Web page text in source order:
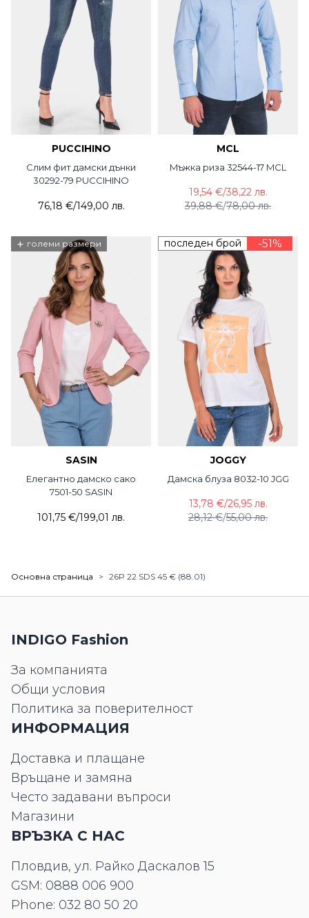
PUCCIHINO
Слим фит дамски дънки
30292-79 PUCCIHINO
76,18 €/149,00 лв.
MCL
Mъжка риза 32544-17 MCL
39,88 €/78,00 лв.
19,54 €/38,22 лв.
+ големи размери
SASIN
Елегантно дамско сако
7501-50 SASIN
101,75 €/199,01 лв.
последен брой -51%
JOGGY
Дамска блуза 8032-10 JGG
28,12 €/55,00 лв.
13,78 €/26,95 лв.
Основна страница > 26P 22 SDS 45 € (88.01)
INDIGO Fashion
За компанията
Общи условия
Политика за поверителност
ИНФОРМАЦИЯ
Доставка и плащане
Връщане и замяна
Често задавани въпроси
Магазини
ВРЪЗКА С НАС
Пловдив, ул. Райко Даскалов 15
GSM: 0888 006 900
Phone: 032 80 50 20